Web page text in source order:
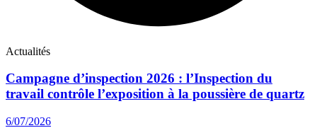
Actualités
Campagne d’inspection 2026 : l’Inspection du
travail contrôle l’exposition à la poussière de quartz
6/07/2026